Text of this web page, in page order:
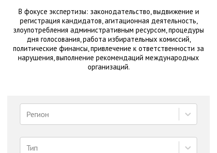
В фокусе экспертизы: законодательство, выдвижение и
регистрация кандидатов, агитационная деятельность,
злоупотребления административным ресурсом, процедуры
дня голосования, работа избирательных комиссий,
политические финансы, привлечение к ответственности за
нарушения, выполнение рекомендаций международных
организаций.
Регион
Тип